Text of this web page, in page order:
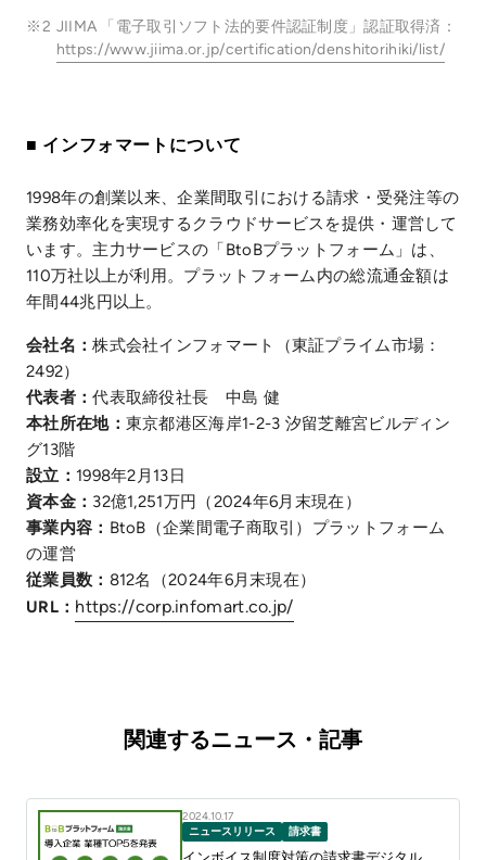
※2 JIIMA 「電子取引ソフト法的要件認証制度」認証取得済：
https://www.jiima.or.jp/certification/denshitorihiki/list/
■ インフォマートについて
1998年の創業以来、企業間取引における請求・受発注等の
業務効率化を実現するクラウドサービスを提供・運営して
います。主力サービスの「BtoBプラットフォーム」は、
110万社以上が利用。プラットフォーム内の総流通金額は
年間44兆円以上。
会社名：株式会社インフォマート（東証プライム市場：
2492）
代表者：代表取締役社長 中島 健
本社所在地： 東京都港区海岸1-2-3 汐留芝離宮ビルディン
グ13階
設立： 1998年2月13日
資本金： 32億1,251万円（2024年6月末現在）
事業内容： BtoB（企業間電子商取引）プラットフォーム
の運営
従業員数： 812名（2024年6月末現在）
URL： https://corp.infomart.co.jp/
関連するニュース・記事
2024.10.17
ニュースリリース
請求書